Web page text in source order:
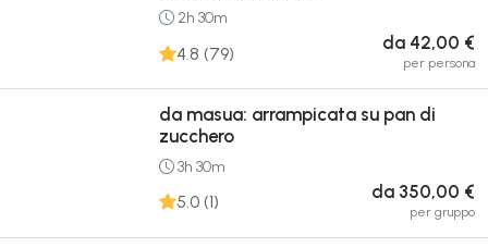
2h 30m
4.8 (79) da 42,00 €
per persona
da masua: arrampicata su pan di
zucchero
3h 30m
5.0 (1) da 350,00 €
per gruppo